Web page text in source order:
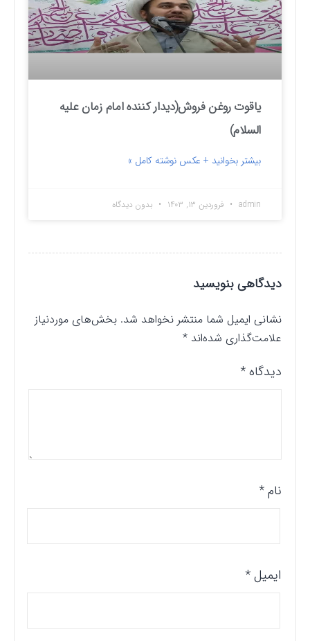
یاقوت روغن فروش(دیدار کننده امام زمان علیه
السلام)
بیشتر بخوانید + عکس نوشته کامل »
admin فروردین ۱۳, ۱۴۰۳ بدون دیدگاه
دیدگاهی بنویسید
نشانی ایمیل شما منتشر نخواهد شد. بخش‌های موردنیاز
علامت‌گذاری شده‌اند*
دیدگاه*
نام*
ایمیل*